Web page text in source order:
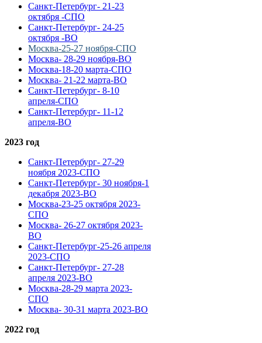
Санкт-Петербург- 21-23
октября -СПО
Санкт-Петербург- 24-25
октября -ВО
Москва-25-27 ноября-СПО
Москва- 28-29 ноября-ВО
Москва-18-20 марта-СПО
Москва- 21-22 марта-ВО
Санкт-Петербург- 8-10
апреля-СПО
Санкт-Петербург- 11-12
апреля-ВО
2023 год
Санкт-Петербург- 27-29
ноября 2023-СПО
Санкт-Петербург- 30 ноября-1
декабря 2023-ВО
Москва-23-25 октября 2023-
СПО
Москва- 26-27 октября 2023-
ВО
Санкт-Петербург-25-26 апреля
2023-СПО
Санкт-Петербург- 27-28
апреля 2023-ВО
Москва-28-29 марта 2023-
СПО
Москва- 30-31 марта 2023-ВО
2022 год